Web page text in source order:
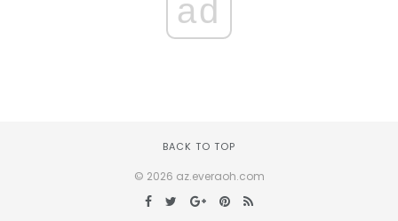
ad
BACK TO TOP
© 2026 az.everaoh.com